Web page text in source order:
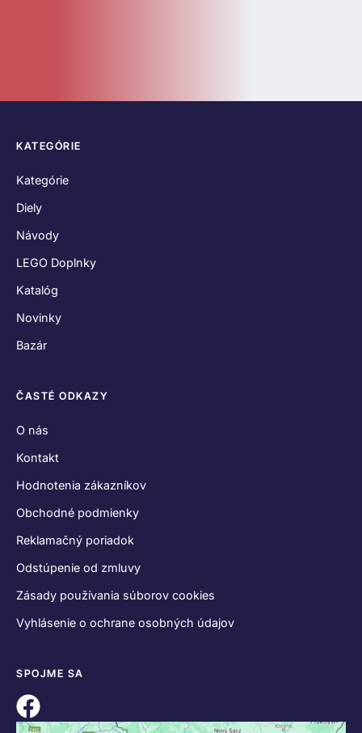
KATEGÓRIE
Kategórie
Diely
Návody
LEGO Doplnky
Katalóg
Novinky
Bazár
ČASTÉ ODKAZY
O nás
Kontakt
Hodnotenia zákazníkov
Obchodné podmienky
Reklamačný poriadok
Odstúpenie od zmluvy
Zásady používania súborov cookies
Vyhlásenie o ochrane osobných údajov
SPOJME SA